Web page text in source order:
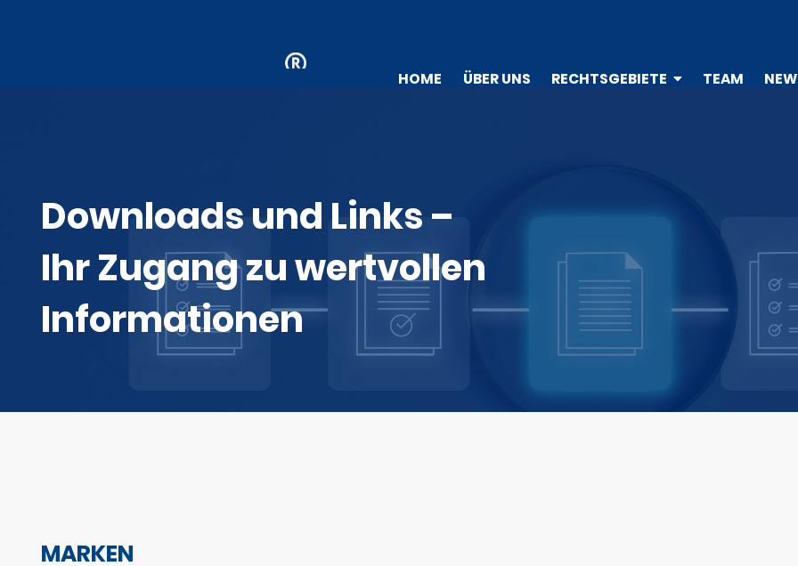
HOME ÜBER UNS RECHTSGEBIETE TEAM
Downloads und Links –
Ihr Zugang zu wertvollen
Informationen
MARKEN